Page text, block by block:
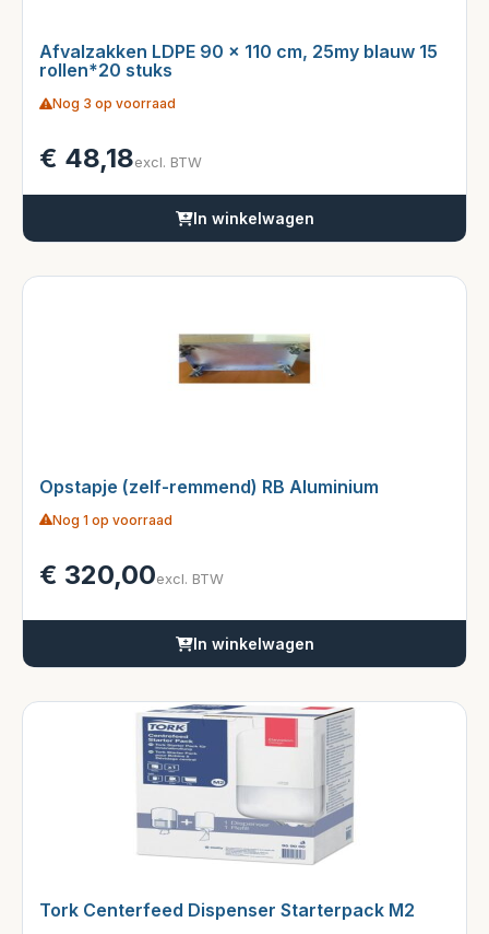
Afvalzakken LDPE 90 x 110 cm, 25my blauw 15
rollen*20 stuks
Nog 3 op voorraad
€ 48,18excl. BTW
In winkelwagen
Opstapje (zelf-remmend) RB Aluminium
Nog 1 op voorraad
€ 320,00excl. BTW
In winkelwagen
Tork Centerfeed Dispenser Starterpack M2